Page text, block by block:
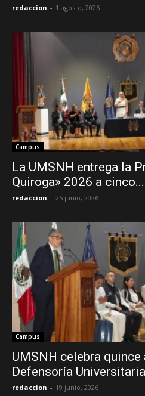
redaccion - 1 agosto, 2026
Campus
La UMSNH entrega la
Quiroga» 2026 a cinco...
redaccion - 25 junio, 2026
Campus
UMSNH celebra quince
Defensoría Universitaria
redaccion - 19 junio, 2026